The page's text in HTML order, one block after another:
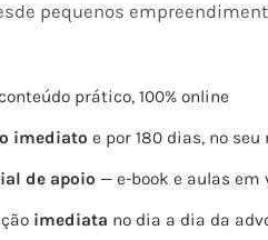
pequenos
prático, 100% online
imediato e por 180 dias, no
de apoio — e-book e aulas em
imediata no dia a dia da